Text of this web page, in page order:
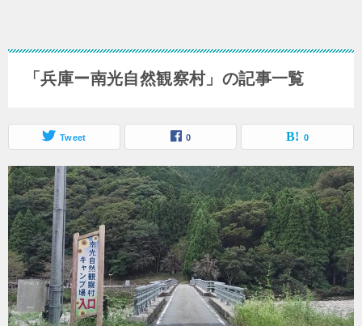
「兵庫ー南光自然観察村」の記事一覧
Tweet 0 0